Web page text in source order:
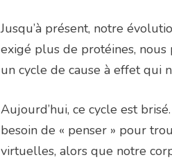
Jusqu’à présent, notre
exigé plus de protéines, nous
un cycle de cause à effet qui
Aujourd’hui, ce cycle est
besoin de « penser » pour
virtuelles, alors que notre